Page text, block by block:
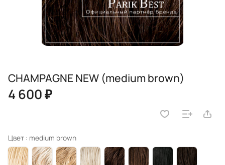
CHAMPAGNE NEW (medium brown)
4 600 ₽
Цвет : medium brown